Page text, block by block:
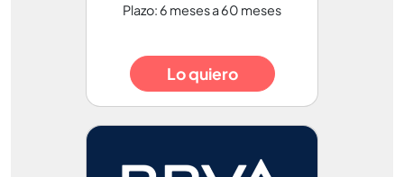
Plazo: 6 meses a 60 meses
Lo quiero